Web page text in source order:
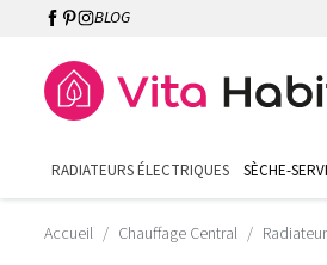
BLOG
RADIATEURS ÉLECTRIQUES SÈCHE-
Accueil Chauffage Central